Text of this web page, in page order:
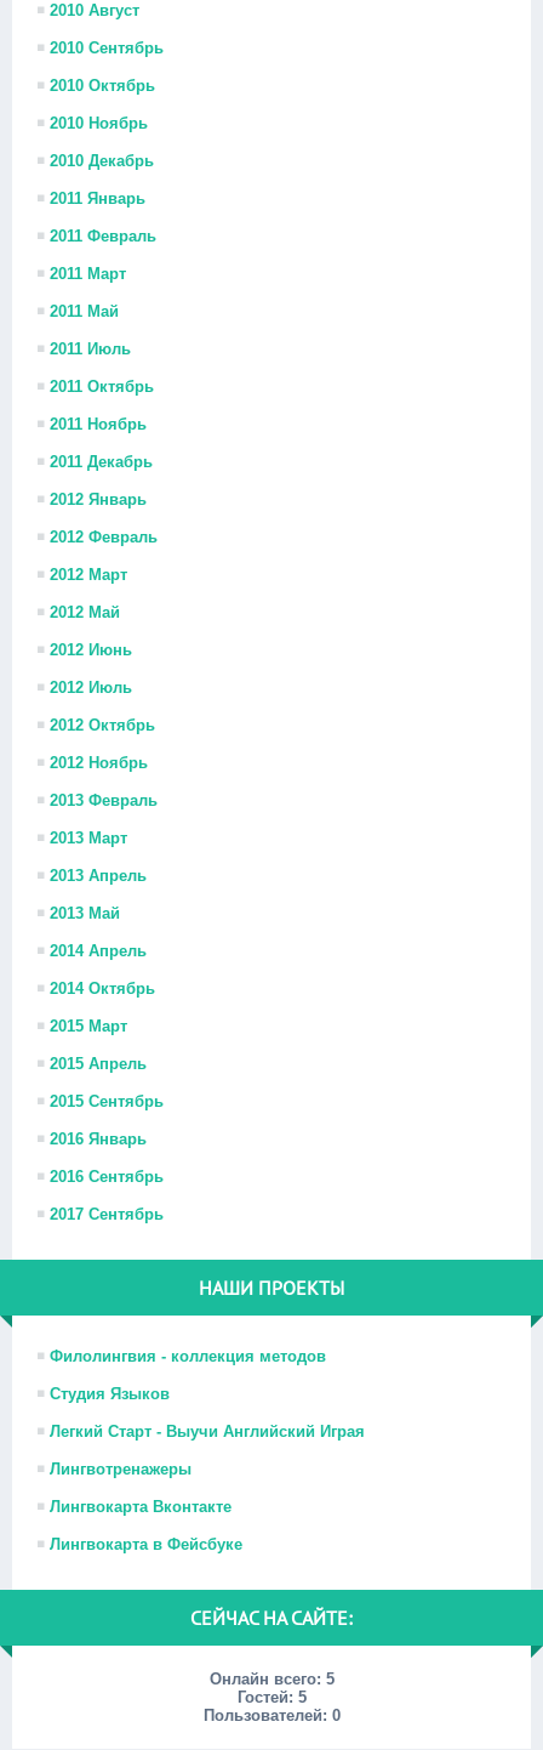
2010 Август
2010 Сентябрь
2010 Октябрь
2010 Ноябрь
2010 Декабрь
2011 Январь
2011 Февраль
2011 Март
2011 Май
2011 Июль
2011 Октябрь
2011 Ноябрь
2011 Декабрь
2012 Январь
2012 Февраль
2012 Март
2012 Май
2012 Июнь
2012 Июль
2012 Октябрь
2012 Ноябрь
2013 Февраль
2013 Март
2013 Апрель
2013 Май
2014 Апрель
2014 Октябрь
2015 Март
2015 Апрель
2015 Сентябрь
2016 Январь
2016 Сентябрь
2017 Сентябрь
НАШИ ПРОЕКТЫ
Филолингвия - коллекция методов
Студия Языков
Легкий Старт - Выучи Английский Играя
Лингвотренажеры
Лингвокарта Вконтакте
Лингвокарта в Фейсбуке
СЕЙЧАС НА САЙТЕ:
Онлайн всего: 5
Гостей: 5
Пользователей: 0